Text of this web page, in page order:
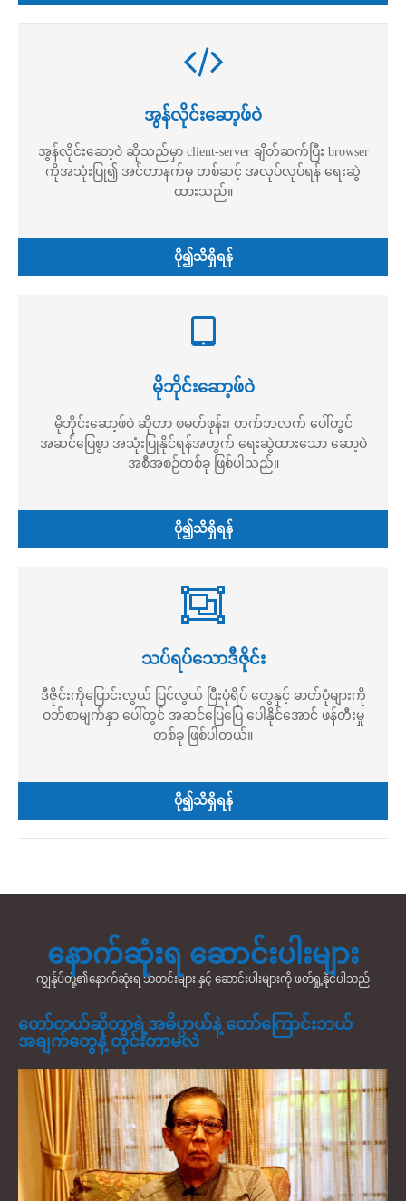
အွန်လိုင်းဆော့ဖ်ဝဲ
အွန်လိုင်းဆော့ဝဲ ဆိုသည်မှာ client-server ချိတ်ဆက်ပြီး browser
ကိုအသုံးပြု၍ အင်တာနက်မှ တစ်ဆင့် အလုပ်လုပ်ရန် ရေးဆွဲ
ထားသည်။
ပို၍သိရှိရန်
မိုဘိုင်းဆော့ဖ်ဝဲ
မိုဘိုင်းဆော့ဖ်ဝဲ ဆိုတာ စမတ်ဖုန်း၊ တက်ဘလက် ပေါ်တွင်
အဆင်ပြေစွာ အသုံးပြုနိုင်ရန်အတွက် ရေးဆွဲထားသော ဆော့ဝဲ
အစီအစဉ်တစ်ခု ဖြစ်ပါသည်။
ပို၍သိရှိရန်
သပ်ရပ်သောဒီဇိုင်း
ဒီဇိုင်းကိုပြောင်းလွယ် ပြင်လွယ် ပြီးပုံရိပ် တွေနှင့် ဓာတ်ပုံများကို
ဝဘ်စာမျက်နှာ ပေါ်တွင် အဆင်ပြေပြေ ပေါနိုင်အောင် ဖန်တီးမှု
တစ်ခု ဖြစ်ပါတယ်။
ပို၍သိရှိရန်
နောက်ဆုံးရ ဆောင်းပါးများ
ကျွန်ုပ်တို့၏နောက်ဆုံးရ သတင်းများ နှင့် ဆောင်းပါးများကို ဖတ်ရှု့နိုင်ပါသည်
တော်တယ်ဆိုတာရဲ့အဓိပ္ပာယ်နဲ့ တော်ကြောင်းဘယ်
အချက်တွေနဲ့ တိုင်းတာမလဲ